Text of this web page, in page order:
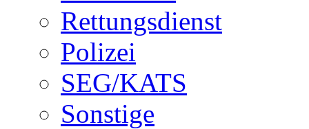
Rettungsdienst
Polizei
SEG/KATS
Sonstige